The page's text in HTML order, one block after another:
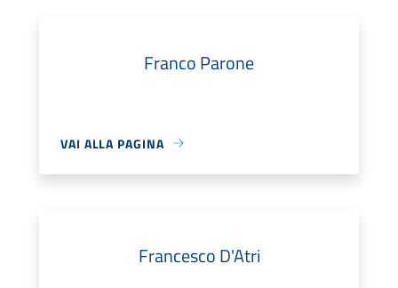
Franco Parone
VAI ALLA PAGINA
Francesco D'Atri